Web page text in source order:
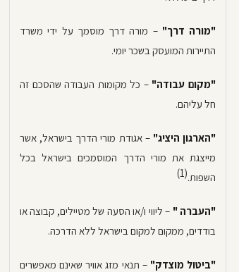
"מורה דרך"– מורה דרך מוסמך על ידי משרד
התיירות המועסק בשכר יומי.
"מקום עבודה" – כל מקומות העבודה שהסכם זה
חל עליהם.
"הארגון היציג" – אגודת מורי הדרך בישראל, אשר
מייצגת את מורי הדרך המוסמכים בישראל בכל
השפות.(1)
"העברה " – ליווי ו/או הסעה של מטיילים, קבוצה או
בודדים, ממקום למקום בישראל ללא הדרכה.
"ביטול מוצדק"– תנאי מזג אוויר שאינם מאפשרים